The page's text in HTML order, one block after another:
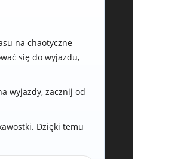
na chaotyczne
się do wyjazdu,
wyjazdy, zacznij od
Dzięki temu